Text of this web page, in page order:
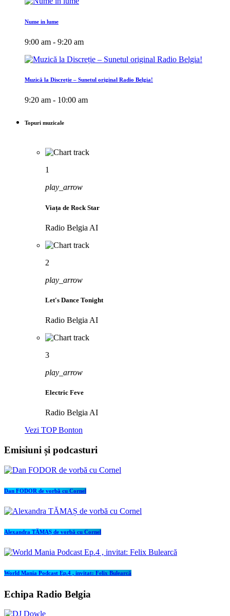
Nume in lume
9:00 am - 9:20 am
Muzică la Discreție – Sunetul original Radio Belgia!
9:20 am - 10:00 am
Topuri muzicale
1
play_arrow
Viața de Rock Star
Radio Belgia AI
2
play_arrow
Let's Dance Tonight
Radio Belgia AI
3
play_arrow
Electric Feve
Radio Belgia AI
Vezi TOP Bonton
Emisiuni și podcasturi
Dan FODOR de vorbă cu Cornel
Alexandra TĂMAȘ de vorbă cu Cornel
World Mania Podcast Ep.4 , invitat: Felix Bulearcă
Echipa Radio Belgia